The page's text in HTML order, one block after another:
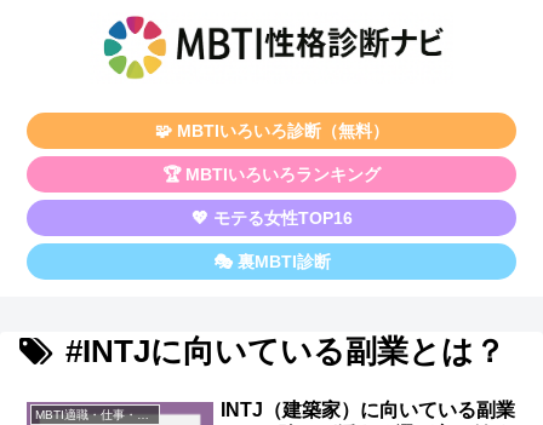
🧩 MBTIいろいろ診断（無料）
🏆 MBTIいろいろランキング
💖 モテる女性TOP16
🎭 裏MBTI診断
#INTJに向いている副業とは？
MBTI適職・仕事・資格
INTJ（建築家）に向いている副業